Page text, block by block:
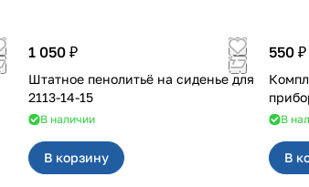
1 050 ₽
Штатное пенолитьё на сиденье для
2113-14-15
В наличии
В корзину
550 ₽
В
В